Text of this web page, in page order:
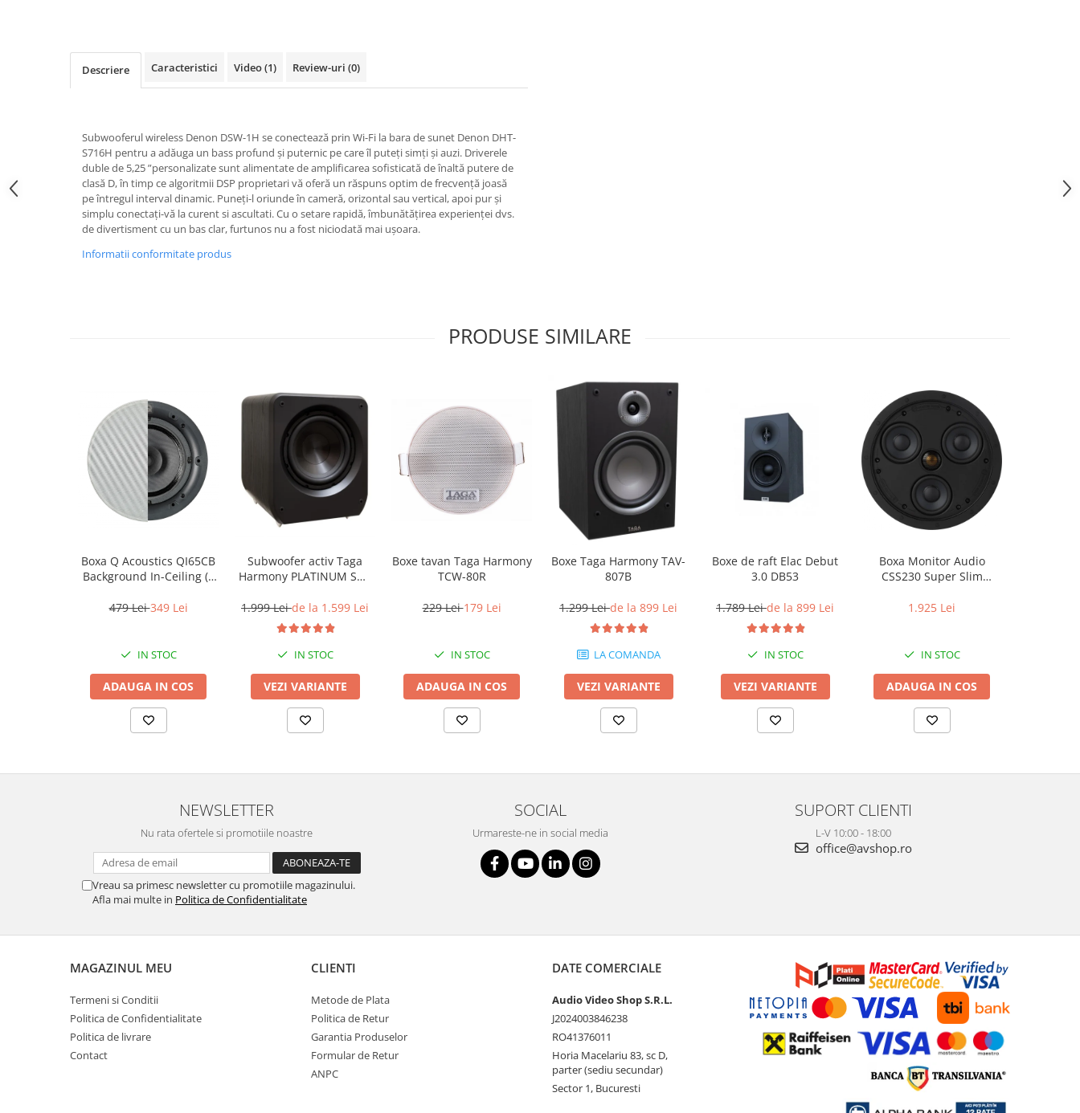
Descriere Caracteristici Video(1) Review-uri (0)
Subwooferul wireless Denon DSW-1H se conectează prin Wi-Fi la bara de sunet Denon DHT-
S716H pentru a adăuga un bass profund și puternic pe care îl puteți simți și auzi. Driverele
duble de 5,25 ”personalizate sunt alimentate de amplificarea sofisticată de înaltă putere de
clasă D, în timp ce algoritmii DSP proprietari vă oferă un răspuns optim de frecvență joasă
pe întregul interval dinamic. Puneți-l oriunde în cameră, orizontal sau vertical, apoi pur și
simplu conectați-vă la curent si ascultati. Cu o setare rapidă, îmbunătățirea experienței dvs.
de divertisment cu un bas clar, furtunos nu a fost niciodată mai ușoara.
Informatii conformitate produs
PRODUSE SIMILARE
Boxa Q Acoustics QI65CB
Background In-Ceiling (1
479 Lei349 Lei
IN STOC
ADAUGA IN COS
Subwoofer activ Taga
Harmony PLATINUM SW-
1.999 Leide la 1.599 Lei
IN STOC
VEZI VARIANTE
Boxe tavan Taga Harmony
TCW-80R
229 Lei179 Lei
IN STOC
ADAUGA IN COS
Boxe Taga Harmony TAV-
807B
1.299 Leide la 899 Lei
LA COMANDA
VEZI VARIANTE
Boxe de raft Elac Debut
3.0 DB53
1.789 Leide la 899 Lei
IN STOC
VEZI VARIANTE
Boxa Monitor Audio
CSS230 Super Slim
1.925 Lei
IN STOC
ADAUGA IN COS
NEWSLETTER
Nu rata ofertele si promotiile noastre
Vreau sa primesc newsletter cu promotiile magazinului.
Afla mai multe in Politica de Confidentialitate
SOCIAL
Urmareste-ne in social media
SUPORT CLIENTI
L-V 10:00 - 18:00
office@avshop.ro
MAGAZINUL MEU
Termeni si Conditii
Politica de Confidentialitate
Politica de livrare
Contact
CLIENTI
Metode de Plata
Politica de Retur
Garantia Produselor
Formular de Retur
ANPC
DATE COMERCIALE
Audio Video Shop S.R.L.
J2024003846238
RO41376011
Horia Macelariu 83, sc D,
parter (sediu secundar)
Sector 1, Bucuresti